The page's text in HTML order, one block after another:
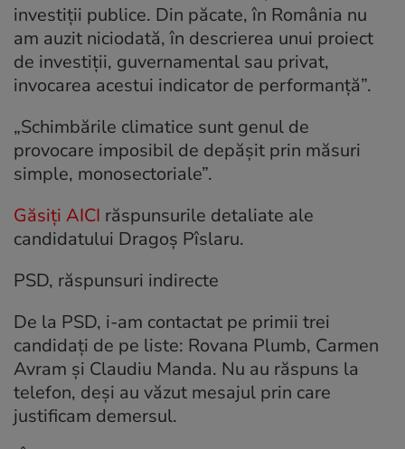
investiții publice. Din păcate, în România nu
am auzit niciodată, în descrierea unui proiect
de investiții, guvernamental sau privat,
invocarea acestui indicator de performanță”.
„Schimbările climatice sunt genul de
provocare imposibil de depășit prin măsuri
simple, monosectoriale”.
Găsiți AICI răspunsurile detaliate ale
candidatului Dragoș Pîslaru.
PSD, răspunsuri indirecte
De la PSD, i-am contactat pe primii trei
candidați de pe liste: Rovana Plumb, Carmen
Avram și Claudiu Manda. Nu au răspuns la
telefon, deși au văzut mesajul prin care
justificam demersul.